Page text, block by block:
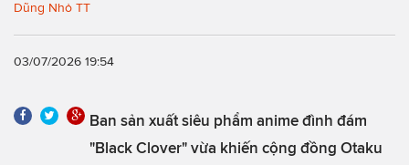
Dũng Nhỏ TT
03/07/2026 19:54
Ban sản xuất siêu phẩm anime đình đám
"Black Clover" vừa khiến cộng đồng Otaku